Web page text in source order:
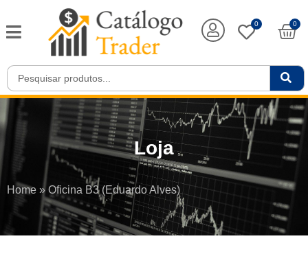
0 0
Loja
Home »Oficina B3 (Eduardo Alves)